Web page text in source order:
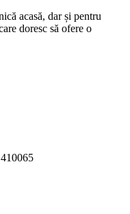
acasă, dar și pentru
doresc să ofere o